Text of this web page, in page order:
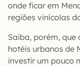
onde ficar em
regiões vinícolas
Saiba, porém, que
hotéis urbanos de
investir um pouco